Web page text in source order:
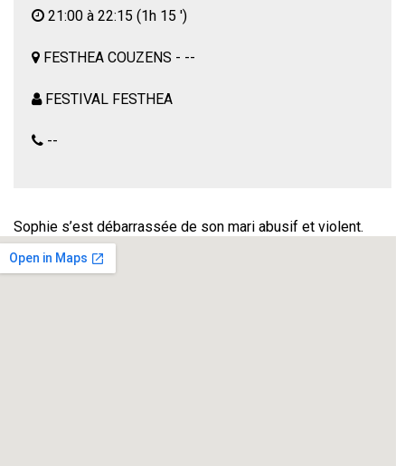
21:00 à 22:15 (1h 15 ')
FESTHEA COUZENS - --
FESTIVAL FESTHEA
--
Sophie s’est débarrassée de son mari abusif et violent.
D’un coup de couteau électrique, la tête de Roger a quitté le
reste de son corps. Entre les poireaux et la brioche, Sophie